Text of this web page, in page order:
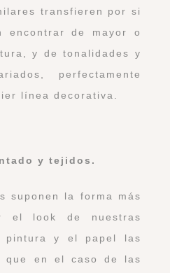
transfieren por si
encontrar de mayor o
y de tonalidades y
perfectamente
línea decorativa.
y tejidos.
suponen la forma más
el look de nuestras
pintura y el papel las
que en el caso de las